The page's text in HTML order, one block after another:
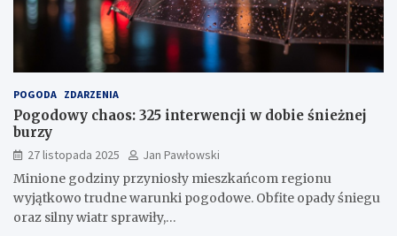
POGODA ZDARZENIA
Pogodowy chaos: 325 interwencji w dobie śnieżnej
burzy
27 listopada 2025
Jan Pawłowski
Minione godziny przyniosły mieszkańcom regionu
wyjątkowo trudne warunki pogodowe. Obfite opady śniegu
oraz silny wiatr sprawiły,…